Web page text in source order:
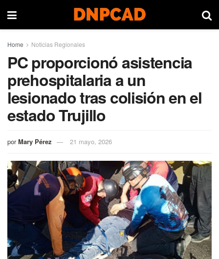
Home Noticias Regionales
PC proporcionó asistencia
prehospitalaria a un
lesionado tras colisión en el
estado Trujillo
por Mary Pérez 21 mayo, 2026